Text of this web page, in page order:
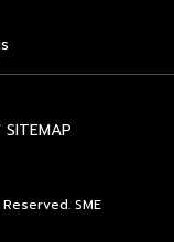
ะการสุดท้ายคือ
ถาบันการเงินส่วน
ซื้อแฟรนไชส์ที่เป็น
ทำหน้าที่ “รับใช้
SITEMAP
SME